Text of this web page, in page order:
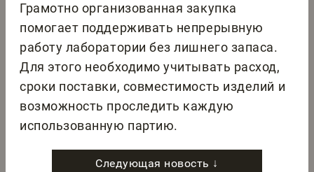
Грамотно организованная закупка
помогает поддерживать непрерывную
работу лаборатории без лишнего запаса.
Для этого необходимо учитывать расход,
сроки поставки, совместимость изделий и
возможность проследить каждую
использованную партию.
Следующая новость ↓